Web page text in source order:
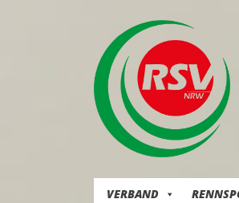
VERBAND